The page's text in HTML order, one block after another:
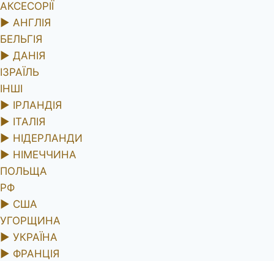
АКСЕСОРІЇ
► АНГЛІЯ
БЕЛЬГІЯ
► ДАНІЯ
ІЗРАЇЛЬ
ІНШІ
► ІРЛАНДІЯ
► ІТАЛІЯ
► НІДЕРЛАНДИ
► НІМЕЧЧИНА
ПОЛЬЩА
РФ
► США
УГОРЩИНА
► УКРАЇНА
► ФРАНЦІЯ